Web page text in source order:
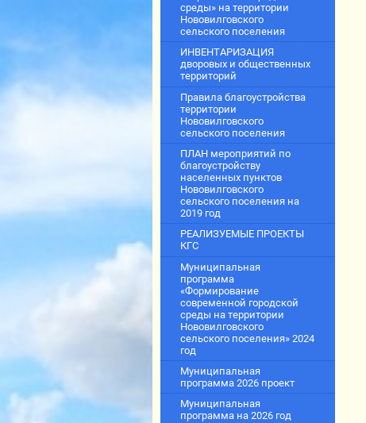
среды» на территории
Нововилговского
сельского поселения
ИНВЕНТАРИЗАЦИЯ
дворовых и общественных
территорий
Правила благоустройства
территории
Нововилговского
сельского поселения
ПЛАН мероприятий по
благоустройству
населенных пунктов
Нововилговского
сельского поселения на
2019 год
РЕАЛИЗУЕМЫЕ ПРОЕКТЫ
КГС
Муниципальная
программа
«Формирование
современной городской
среды на территории
Нововилговского
сельского поселения» 2024
год
Муниципальная
программа 2026 проект
Муниципальная
программа на 2026 год